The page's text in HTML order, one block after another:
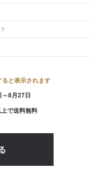
と表示されます
8月27日
で送料無料